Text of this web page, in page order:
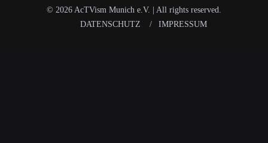
© 2026 AcTVism Munich e.V. | All rights reserved.
DATENSCHUTZ
IMPRESSUM